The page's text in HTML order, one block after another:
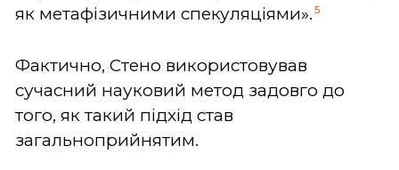
як метафізичними спекуляціями». 5
Фактично, Стено використовував
сучасний науковий метод задовго до
того, як такий підхід став
загальноприйнятим.